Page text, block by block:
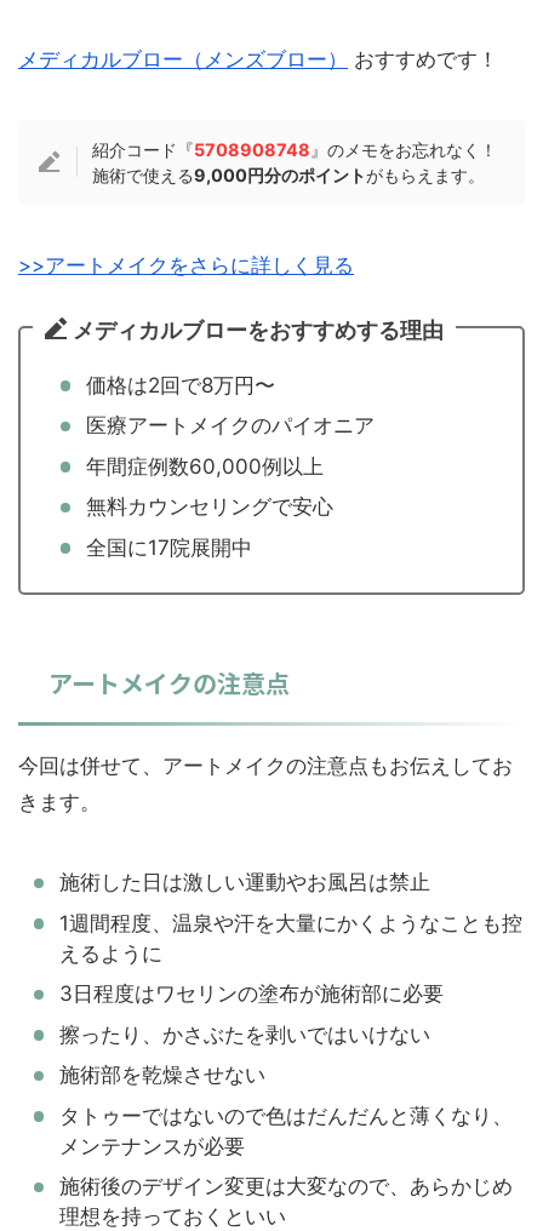
メディカルブロー（メンズブロー） おすすめです！
紹介コード『5708908748 』のメモをお忘れなく！
施術で使える9,000円分のポイントがもらえます。
>>アートメイクをさらに詳しく見る
メディカルブローをおすすめする理由
価格は2回で8万円〜
医療アートメイクのパイオニア
年間症例数60,000例以上
無料カウンセリングで安心
全国に17院展開中
アートメイクの注意点
今回は併せて、アートメイクの注意点もお伝えしてお
きます。
施術した日は激しい運動やお風呂は禁止
1週間程度、温泉や汗を大量にかくようなことも控
えるように
3日程度はワセリンの塗布が施術部に必要
擦ったり、かさぶたを剥いではいけない
施術部を乾燥させない
タトゥーではないので色はだんだんと薄くなり、
メンテナンスが必要
施術後のデザイン変更は大変なので、あらかじめ
理想を持っておくといい